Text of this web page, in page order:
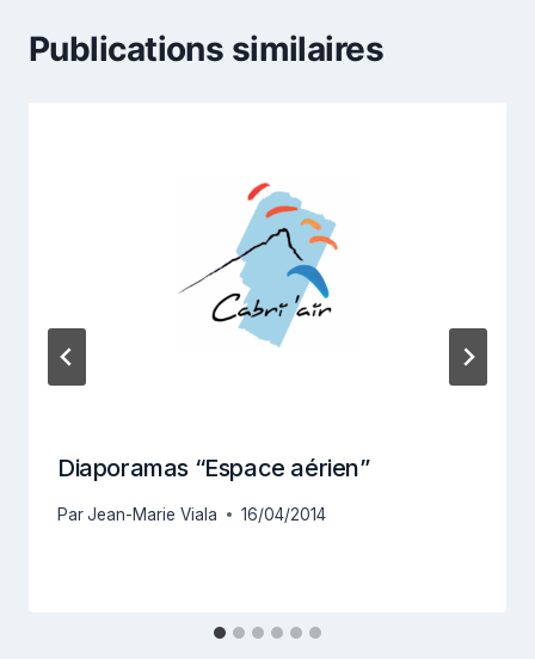
Publications similaires
Diaporamas “Espace aérien”
ParJean-Marie Viala 16/04/2014